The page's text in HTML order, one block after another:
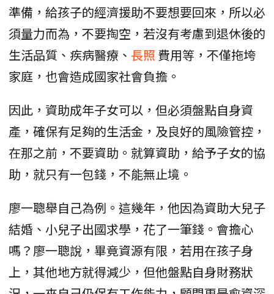
準備，給孩子的經濟援助不要想要回來，所以必
須量力而為，不要掏空，若沒有考慮到退休後的
生活品質、疾病醫療、 長照 費用等，不僅拖垮
家庭，也會造成國家社會負擔。
因此，資助成年子女可以，但必須盤點自身資
產，確保有足夠的生活金，及良好的風險管控，
在那之前，不要資助。就算資助，給予子女的協
助，就只有一包錢，不能無止境。
廖一聰舉自己為例。這幾年，他因為資助大兒子
結婚、小兒子出國求學，花了一筆錢。會擔心
嗎？廖一聰說，畢竟資源有限，若用在孩子身
上，其他地方就得減少，但他盤點自身財務狀